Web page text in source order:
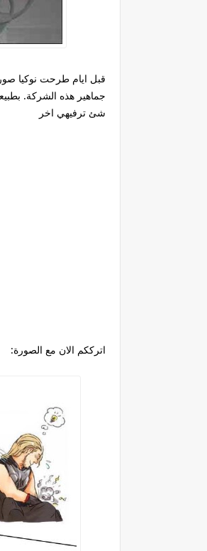
قبل ايام طرحت نوكيا
جماهير هذه الشركة.
شئ ترفيهي اخر
اترككم الان مع الصورة: